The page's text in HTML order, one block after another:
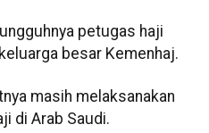
petugas haji
besar Kemenhaj.
masih melaksanakan
di Arab Saudi.